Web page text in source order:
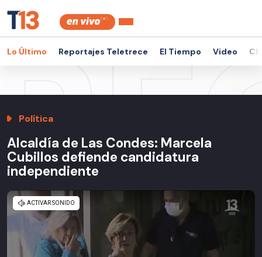
Lo Último Reportajes Teletrece El Tiempo Video
Política
Alcaldía de Las Condes: Marcela
Cubillos defiende candidatura
independiente